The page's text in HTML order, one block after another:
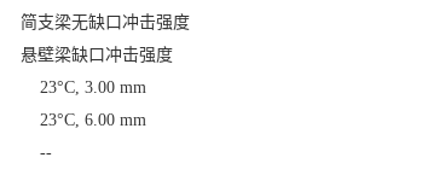
简支梁无缺口冲击强度
悬壁梁缺口冲击强度
23°C, 3.00 mm
23°C, 6.00 mm
--